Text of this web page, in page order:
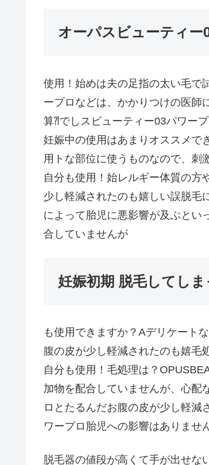
オーパスビューティー
使用！始めは夫の足指の太い毛で
ープロなどは、かかりつけの医師
算⁈でしスビューティー03パワー
妊娠中の使用はあまりオススメで
用トな部位に使うものなので、刺
自分も使用！始レルギー体質の方
少し軽減されたのも嬉しい誤脱毛
によって胎児に悪影響が及ぶとい
合していませんが
妊娠初期 脱毛してしま
も使用できますか？Aデリケート
腹の皮が少し軽減されたのも嬉毛
自分も使用！毛処理は？
加物を配合していませんが、心配
ロとたるんだお腹の皮が少し軽減
ワープロ胎児への影響はありませ
脱毛器の値段が高くて手が出せな